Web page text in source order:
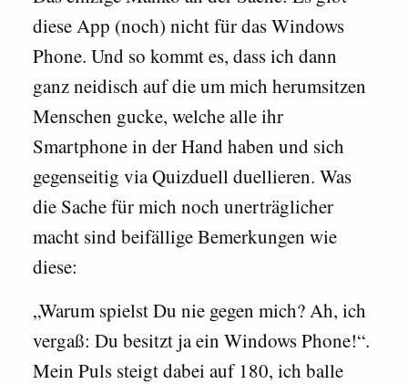
diese App (noch) nicht für das Windows
Phone. Und so kommt es, dass ich dann
ganz neidisch auf die um mich herumsitzen
Menschen gucke, welche alle ihr
Smartphone in der Hand haben und sich
gegenseitig via Quizduell duellieren. Was
die Sache für mich noch unerträglicher
macht sind beifällige Bemerkungen wie
diese:
„Warum spielst Du nie gegen mich? Ah, ich
vergaß: Du besitzt ja ein Windows Phone!“.
Mein Puls steigt dabei auf 180, ich balle